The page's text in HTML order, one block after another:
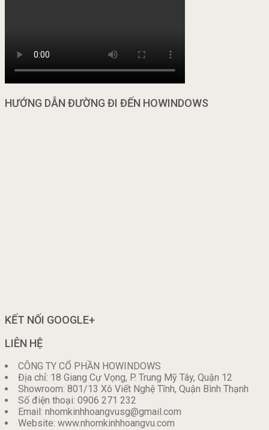
HƯỚNG DẪN ĐƯỜNG ĐI ĐẾN HOWINDOWS
KẾT NỐI GOOGLE+
LIÊN HỆ
CÔNG TY CỔ PHẦN HOWINDOWS
Địa chỉ: 18 Giang Cự Vọng, P. Trung Mỹ Tây, Quận 12
Showroom: 801/13 Xô Viết Nghệ Tĩnh, Quận Bình Thạnh
Số điện thoại: 0906 271 232
Email: nhomkinhhoangvusg@gmail.com
Website: www.nhomkinhhoangvu.com